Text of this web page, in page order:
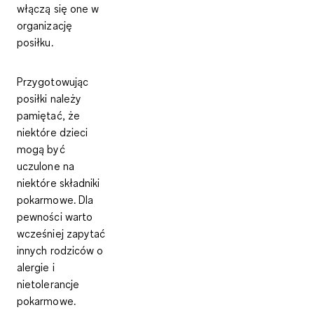
włączą się one w
organizację
posiłku.
Przygotowując
posiłki należy
pamiętać, że
niektóre dzieci
mogą być
uczulone na
niektóre składniki
pokarmowe. Dla
pewności warto
wcześniej zapytać
innych rodziców o
alergie i
nietolerancje
pokarmowe.